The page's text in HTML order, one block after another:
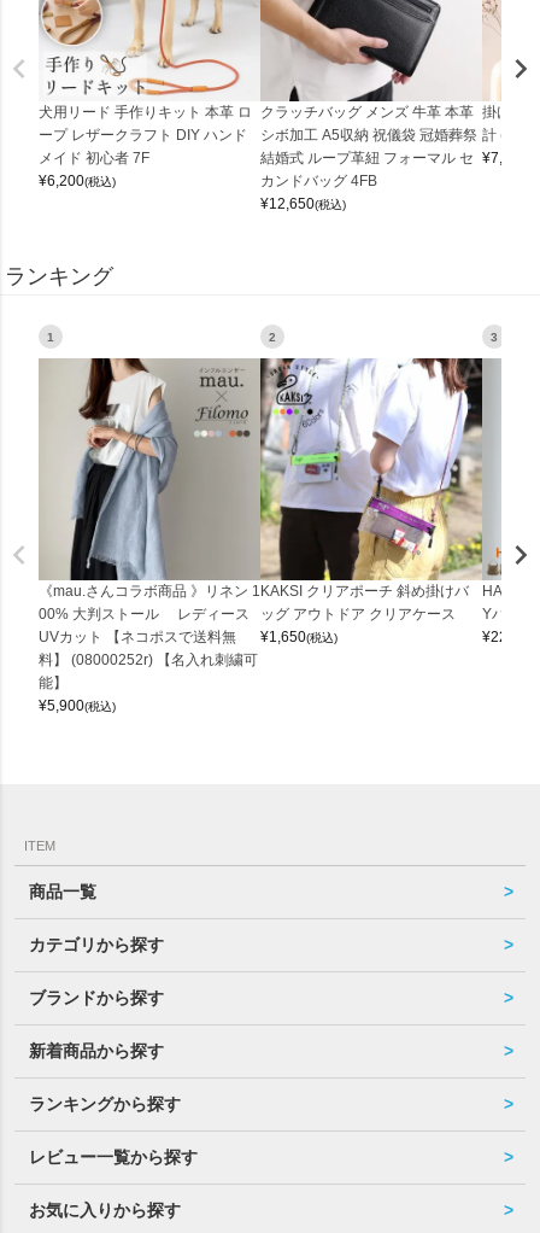
犬用リード 手作りキット 本革 ロ
ープ レザークラフト DIY ハンド
メイド 初心者 7F
¥6,200(税込)
クラッチバッグ メンズ 牛革 本革
シボ加工 A5収納 祝儀袋 冠婚葬祭
結婚式 ループ革紐 フォーマル セ
カンドバッグ 4FB
¥12,650(税込)
掛け時
計
¥7,150
ランキング
1
《mau.さんコラボ商品 》リネン 1
00% 大判ストール レディース
UVカット 【ネコポスで送料無
料】 (08000252r) 【名入れ刺繍可
能】
¥5,900(税込)
2
KAKSI クリアポーチ 斜め掛けバ
ッグ アウトドア クリアケース
¥1,650(税込)
3
Yバッグ
¥22,000
ITEM
商品一覧
カテゴリから探す
ブランドから探す
新着商品から探す
ランキングから探す
レビュー一覧から探す
お気に入りから探す